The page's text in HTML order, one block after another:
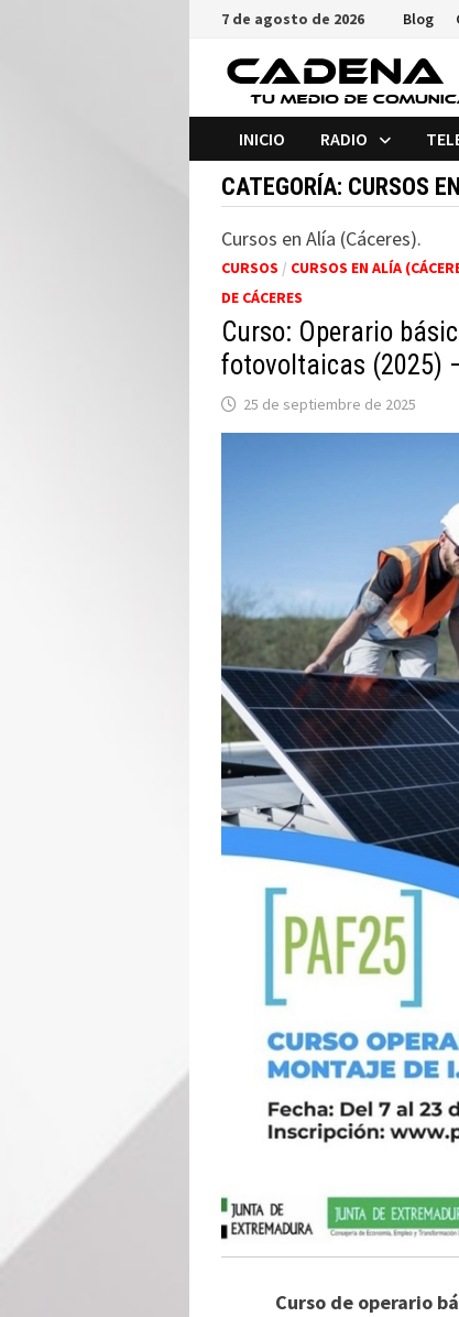
Saltar
contenido
7 de agosto de 2026 Blog
INICIO RADIO
CATEGORÍA: CURSOS
Cursos en Alía (Cáceres).
CURSOS / CURSOS EN ALÍA
DE CÁCERES
Curso: Operario
fotovoltaicas (2025)
25 de septiembre de 2025
Curso de operario